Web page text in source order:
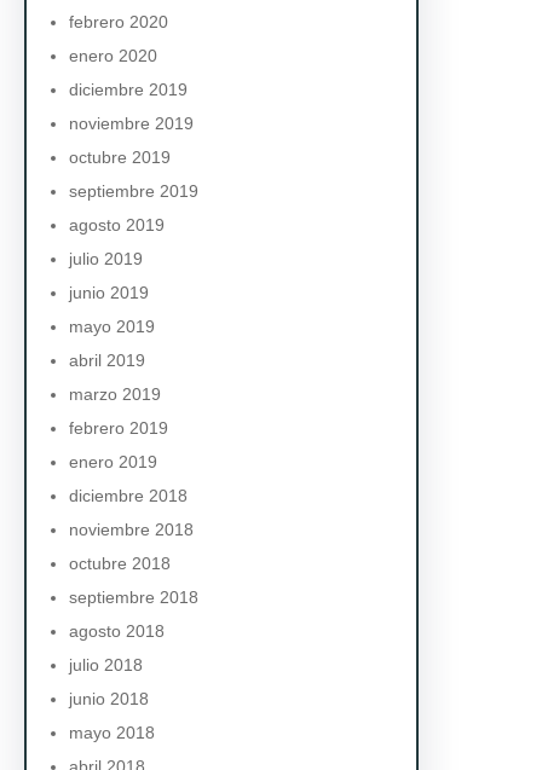
febrero 2020
enero 2020
diciembre 2019
noviembre 2019
octubre 2019
septiembre 2019
agosto 2019
julio 2019
junio 2019
mayo 2019
abril 2019
marzo 2019
febrero 2019
enero 2019
diciembre 2018
noviembre 2018
octubre 2018
septiembre 2018
agosto 2018
julio 2018
junio 2018
mayo 2018